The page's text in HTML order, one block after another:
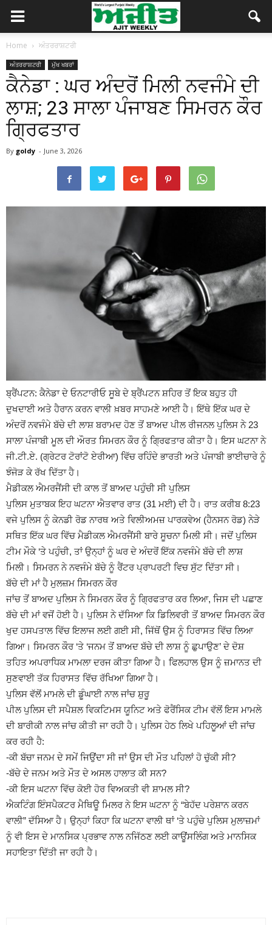
Home ਅੰਤਰਰਾਸ਼ਟਰੀ
ਅੰਤਰਰਾਸ਼ਟਰੀ ਮੁੱਖ ਖਬਰਾਂ
ਕੈਨੇਡਾ : ਘਰ ਅੰਦਰੋਂ ਮਿਲੀ ਨਵਜੰਮੇ ਦੀ
ਲਾਸ਼; 23 ਸਾਲਾ ਪੰਜਾਬਣ ਸਿਮਰਨ ਕੌਰ
ਗ੍ਰਿਫਤਾਰ
By goldy - June 3, 2026
ਬ੍ਰੈਂਪਟਨ: ਕੈਨੇਡਾ ਦੇ ਓਨਟਾਰੀਓ ਸੂਬੇ ਦੇ ਬ੍ਰੈਂਪਟਨ ਸ਼ਹਿਰ ਤੋਂ ਇਕ ਬਹੁਤ ਹੀ
ਦੁਖਦਾਈ ਅਤੇ ਹੈਰਾਨ ਕਰਨ ਵਾਲੀ ਖ਼ਬਰ ਸਾਹਮਣੇ ਆਈ ਹੈ। ਇੱਥੇ ਇੱਕ ਘਰ ਦੇ
ਅੰਦਰੋਂ ਨਵਜੰਮੇ ਬੱਚੇ ਦੀ ਲਾਸ਼ ਬਰਾਮਦ ਹੋਣ ਤੋਂ ਬਾਅਦ ਪੀਲ ਰੀਜਨਲ ਪੁਲਿਸ ਨੇ 23
ਸਾਲਾ ਪੰਜਾਬੀ ਮੂਲ ਦੀ ਔਰਤ ਸਿਮਰਨ ਕੌਰ ਨੂੰ ਗ੍ਰਿਫਤਾਰ ਕੀਤਾ ਹੈ। ਇਸ ਘਟਨਾ ਨੇ
ਜੀ.ਟੀ.ਏ. (ਗ੍ਰੇਟਰ ਟੋਰਾਂਟੋ ਏਰੀਆ) ਵਿੱਚ ਰਹਿੰਦੇ ਭਾਰਤੀ ਅਤੇ ਪੰਜਾਬੀ ਭਾਈਚਾਰੇ ਨੂੰ
ਝੰਜੋੜ ਕੇ ਰੱਖ ਦਿੱਤਾ ਹੈ।
ਮੈਡੀਕਲ ਐਮਰਜੈਂਸੀ ਦੀ ਕਾਲ ਤੋਂ ਬਾਅਦ ਪਹੁੰਚੀ ਸੀ ਪੁਲਿਸ
ਪੁਲਿਸ ਮੁਤਾਬਕ ਇਹ ਘਟਨਾ ਐਤਵਾਰ ਰਾਤ (31 ਮਈ) ਦੀ ਹੈ। ਰਾਤ ਕਰੀਬ 8:23
ਵਜੇ ਪੁਲਿਸ ਨੂੰ ਕੇਨਡੀ ਰੋਡ ਨਾਰਥ ਅਤੇ ਵਿਲੀਅਮਜ਼ ਪਾਰਕਵੇਅ (ਹੈਨਸਨ ਰੋਡ) ਨੇੜੇ
ਸਥਿਤ ਇੱਕ ਘਰ ਵਿੱਚ ਮੈਡੀਕਲ ਐਮਰਜੈਂਸੀ ਬਾਰੇ ਸੂਚਨਾ ਮਿਲੀ ਸੀ। ਜਦੋਂ ਪੁਲਿਸ
ਟੀਮ ਮੌਕੇ ‘ਤੇ ਪਹੁੰਚੀ, ਤਾਂ ਉਨ੍ਹਾਂ ਨੂੰ ਘਰ ਦੇ ਅੰਦਰੋਂ ਇੱਕ ਨਵਜੰਮੇ ਬੱਚੇ ਦੀ ਲਾਸ਼
ਮਿਲੀ। ਸਿਮਰਨ ਨੇ ਨਵਜੰਮੇ ਬੱਚੇ ਨੂੰ ਰੈਂਟਰ ਪ੍ਰਾਪਰਟੀ ਵਿਚ ਸੁੱਟ ਦਿੱਤਾ ਸੀ।
ਬੱਚੇ ਦੀ ਮਾਂ ਹੈ ਮੁਲਜ਼ਮ ਸਿਮਰਨ ਕੌਰ
ਜਾਂਚ ਤੋਂ ਬਾਅਦ ਪੁਲਿਸ ਨੇ ਸਿਮਰਨ ਕੌਰ ਨੂੰ ਗ੍ਰਿਫਤਾਰ ਕਰ ਲਿਆ, ਜਿਸ ਦੀ ਪਛਾਣ
ਬੱਚੇ ਦੀ ਮਾਂ ਵਜੋਂ ਹੋਈ ਹੈ। ਪੁਲਿਸ ਨੇ ਦੱਸਿਆ ਕਿ ਡਿਲਿਵਰੀ ਤੋਂ ਬਾਅਦ ਸਿਮਰਨ ਕੌਰ
ਖੁਦ ਹਸਪਤਾਲ ਵਿੱਚ ਇਲਾਜ ਲਈ ਗਈ ਸੀ, ਜਿੱਥੋਂ ਉਸ ਨੂੰ ਹਿਰਾਸਤ ਵਿੱਚ ਲਿਆ
ਗਿਆ। ਸਿਮਰਨ ਕੌਰ ‘ਤੇ ‘ਜਨਮ ਤੋਂ ਬਾਅਦ ਬੱਚੇ ਦੀ ਲਾਸ਼ ਨੂੰ ਛੁਪਾਉਣ’ ਦੇ ਦੋਸ਼
ਤਹਿਤ ਅਪਰਾਧਿਕ ਮਾਮਲਾ ਦਰਜ ਕੀਤਾ ਗਿਆ ਹੈ। ਫਿਲਹਾਲ ਉਸ ਨੂੰ ਜ਼ਮਾਨਤ ਦੀ
ਸੁਣਵਾਈ ਤੱਕ ਹਿਰਾਸਤ ਵਿੱਚ ਰੱਖਿਆ ਗਿਆ ਹੈ।
ਪੁਲਿਸ ਵੱਲੋਂ ਮਾਮਲੇ ਦੀ ਡੂੰਘਾਈ ਨਾਲ ਜਾਂਚ ਸ਼ੁਰੂ
ਪੀਲ ਪੁਲਿਸ ਦੀ ਸਪੈਸ਼ਲ ਵਿਕਟਿਮਸ ਯੂਨਿਟ ਅਤੇ ਫੋਰੈਂਸਿਕ ਟੀਮ ਵੱਲੋਂ ਇਸ ਮਾਮਲੇ
ਦੀ ਬਾਰੀਕੀ ਨਾਲ ਜਾਂਚ ਕੀਤੀ ਜਾ ਰਹੀ ਹੈ। ਪੁਲਿਸ ਹੇਠ ਲਿਖੇ ਪਹਿਲੂਆਂ ਦੀ ਜਾਂਚ
ਕਰ ਰਹੀ ਹੈ:
-ਕੀ ਬੱਚਾ ਜਨਮ ਦੇ ਸਮੇਂ ਜਿਉਂਦਾ ਸੀ ਜਾਂ ਉਸ ਦੀ ਮੌਤ ਪਹਿਲਾਂ ਹੋ ਚੁੱਕੀ ਸੀ?
-ਬੱਚੇ ਦੇ ਜਨਮ ਅਤੇ ਮੌਤ ਦੇ ਅਸਲ ਹਾਲਾਤ ਕੀ ਸਨ?
-ਕੀ ਇਸ ਘਟਨਾ ਵਿੱਚ ਕੋਈ ਹੋਰ ਵਿਅਕਤੀ ਵੀ ਸ਼ਾਮਲ ਸੀ?
ਐਕਟਿੰਗ ਇੰਸਪੈਕਟਰ ਮੈਥਿਊ ਮਿਲਰ ਨੇ ਇਸ ਘਟਨਾ ਨੂੰ “ਬੇਹੱਦ ਪਰੇਸ਼ਾਨ ਕਰਨ
ਵਾਲੀ” ਦੱਸਿਆ ਹੈ। ਉਨ੍ਹਾਂ ਕਿਹਾ ਕਿ ਘਟਨਾ ਵਾਲੀ ਥਾਂ ‘ਤੇ ਪਹੁੰਚੇ ਪੁਲਿਸ ਮੁਲਾਜ਼ਮਾਂ
ਨੂੰ ਵੀ ਇਸ ਦੇ ਮਾਨਸਿਕ ਪ੍ਰਭਾਵ ਨਾਲ ਨਜਿੱਠਣ ਲਈ ਕਾਊਂਸਲਿੰਗ ਅਤੇ ਮਾਨਸਿਕ
ਸਹਾਇਤਾ ਦਿੱਤੀ ਜਾ ਰਹੀ ਹੈ।